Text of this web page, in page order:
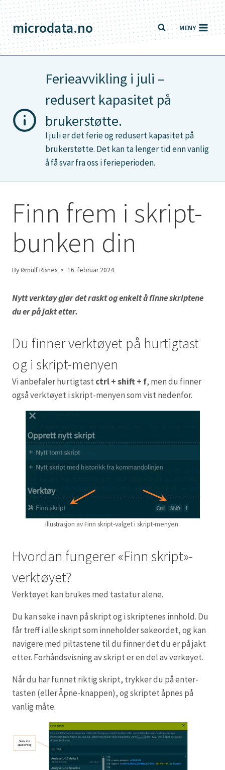
Skip
to
contentmicrodata.no MENY
Ferieavvikling i juli –
redusert kapasitet på
brukerstøtte.
I juli er det ferie og redusert kapasitet på
brukerstøtte. Det kan ta lenger tid enn vanlig
å få svar fra oss i ferieperioden.
Finn frem i skript-
bunken din
ByØrnulf Risnes 16. februar 2024
Nytt verktøy gjør det raskt og enkelt å finne skriptene
du er på jakt etter.
Du finner verktøyet på hurtigtast
og i skript-menyen
Vi anbefaler hurtigtast ctrl + shift + f, men du finner
også verktøyet i skript-menyen som vist nedenfor.
Illustrasjon av Finn skript-valget i skript-menyen.
Hvordan fungerer «Finn skript»-
verktøyet?
Verktøyet kan brukes med tastatur alene.
Du kan søke i navn på skript og i skriptenes innhold. Du
får treff i alle skript som inneholder søkeordet, og kan
navigere med piltastene til du finner det du er på jakt
etter. Forhåndsvisning av skript er en del av verkøyet.
Når du har funnet riktig skript, trykker du på enter-
tasten (eller Åpne-knappen), og skriptet åpnes på
vanlig måte.